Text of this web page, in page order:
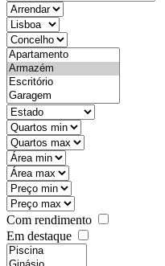
objective
districtId
countyId
types
state
mintypo
maxtypo
minarea
maxarea
minprice
maxprice
Com rendimento
Em destaque
features